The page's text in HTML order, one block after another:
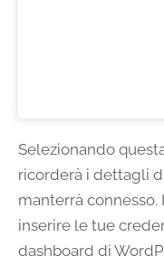
Selezionando
ricorderà i dettagli
manterrà
inserire le tue
dashboard di